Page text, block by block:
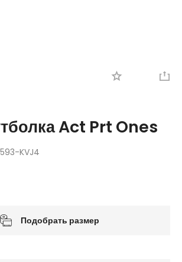
Act Prt Ones
KVJ4
Подобрать размер